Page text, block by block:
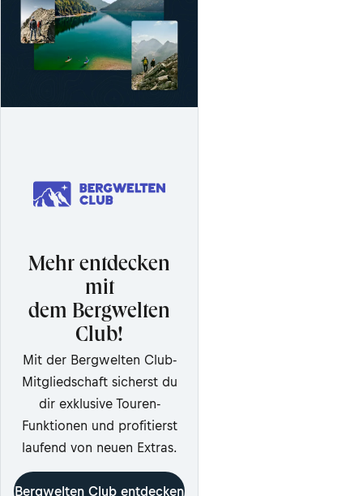
Mehr entdecken
mit
dem Bergwelten
Club!
Mit der Bergwelten Club-
Mitgliedschaft sicherst du
dir exklusive Touren-
Funktionen und profitierst
laufend von neuen Extras.
Bergwelten Club entdecken